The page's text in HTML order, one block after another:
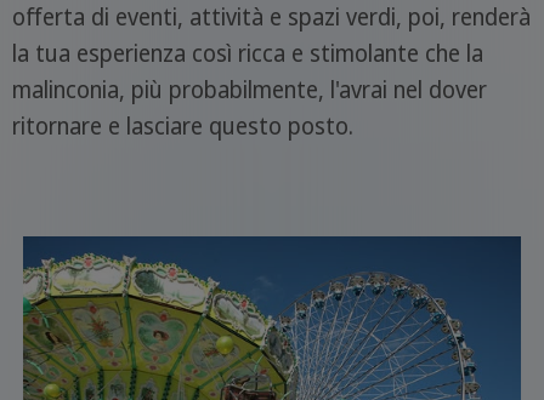
offerta di eventi, attività e spazi verdi, poi, renderà
la tua esperienza così ricca e stimolante che la
malinconia, più probabilmente, l'avrai nel dover
ritornare e lasciare questo posto.